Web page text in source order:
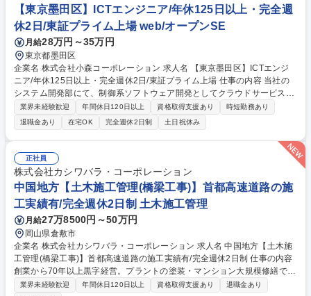
【東京墨田区】ICTエンジニア/年休125日以上・完全週
休2日/東証プライム上場 web/オープンSE
月給28万円～35万円
東京都墨田区
企業名 株式会社小森コーポレーション 求人名 【東京墨田区】ICTエンジ
ニア/年休125日以上・完全週休2日/東証プライム上場 仕事の内容 当社の
システム開発部にて、制御系ソフトウェア開発としてクラウドサービス
（Webアプリ）の設計、実装をメインにご担当いただきます。「KP-Conn
ect」というソフトウェアに関わる全機能を担っております。 KP-Connect
Basic（※）のリードエンジニア/Webフロントエンド・バックエンドの設
計、実装。※AWSを使った印刷稼働状況の可視化やAIを使ったチャットボ
ット、印刷関連のナレッジ等を提供するクラウドサービス。 昨今、デジタ
ル化・見える化・自動化といったトレンドに対応するため、ソフトウェア
や装置だけではなく、AGV/AMRといった物流装置との連携など新しい取
組みも展開しております。 募集職種 【東京墨田区】ICTエンジニア/年休1
25日以上・完全週休2日/東証プライム上場
業界未経験歓迎 年間休日120日以上 資格取得支援あり
時短勤務あり
退職金あり
在宅OK 完全週休2日制 土日祝休み
正社員
株式会社カシワバラ・コーポレーション
中国地方【土木施工管理(橋梁工事)】首都高速道路の施
工実績有/完全週休2日制 土木施工管理
月給27万8500円～50万円
岡山県倉敷市
企業名 株式会社カシワバラ・コーポレーション 求人名 中国地方【土木施
工管理(橋梁工事)】首都高速道路の施工実績有/完全週休2日制 仕事の内容
創業から70年以上黒字経営。プラントの塗装・マンション大規模修繕で国
内トップの実績を誇り、不動産・広告・金融など様々な異業界に積極投資
業界未経験歓迎 年間休日120日以上 資格取得支援あり
退職金あり